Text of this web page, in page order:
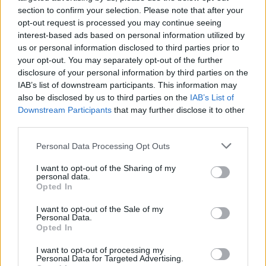
section to confirm your selection. Please note that after your
opt-out request is processed you may continue seeing
interest-based ads based on personal information utilized by
us or personal information disclosed to third parties prior to
your opt-out. You may separately opt-out of the further
disclosure of your personal information by third parties on the
IAB’s list of downstream participants. This information may
also be disclosed by us to third parties on the IAB’s List of
Downstream Participants that may further disclose it to other
Please note that this website/app uses one or more Google
not limited to your visit or usage behaviour. You may click to
grant or deny consent to Google and its third-party tags to
use your data for below specified purposes in below Google
consent section.
Personal Data Processing Opt Outs
I want to opt-out of the Sharing of my
personal data.
Opted In
I want to opt-out of the Sale of my
Personal Data.
Opted In
I want to opt-out of processing my
Personal Data for Targeted Advertising.
ΑΣΕΠ: Πιστοποίηση Αγγλικών σε
μόνο 2 ημέρες στα χέρια σας
ΑΣΕΠ: Εξ αποστάσεως η πιο Εύκολη
Πιστοποίηση Υπολογιστών σε 2
μέρες
Μάθε πρώτος όλες τις σημαντικές